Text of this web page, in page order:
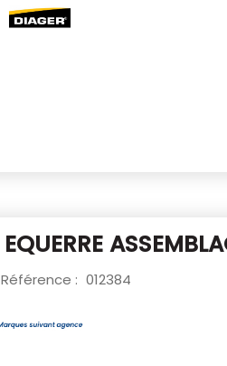
EQUERRE
Référence : 012384